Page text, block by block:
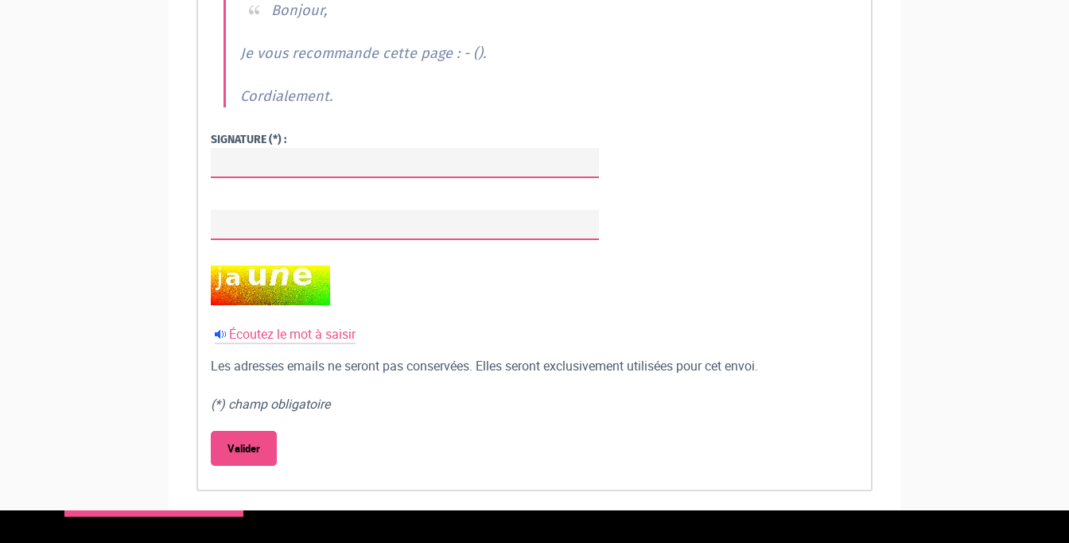
Bonjour,
Je vous recommande cette page : - ().
Cordialement.
SIGNATURE (*) :
Écoutez le mot à saisir
Les adresses emails ne seront pas conservées. Elles seront exclusivement utilisées pour cet envoi.
(*) champ obligatoire